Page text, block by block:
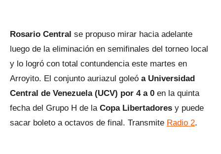
Rosario Central se propuso mirar hacia adelante
luego de la eliminación en semifinales del torneo local
y lo logró con total contundencia este martes en
Arroyito. El conjunto auriazul goleó a Universidad
Central de Venezuela (UCV) por 4 a 0 en la quinta
fecha del Grupo H de la Copa Libertadores y puede
sacar boleto a octavos de final. Transmite Radio 2.